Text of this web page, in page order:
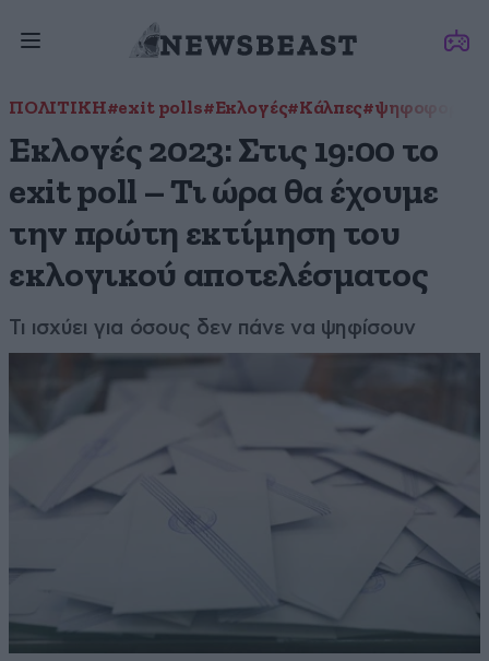
ΠΟΛΙΤΙΚΗ#exit polls#Εκλογές#Κάλπες#ψηφοφορία
Εκλογές 2023: Στις 19:00 το
exit poll – Τι ώρα θα έχουμε
την πρώτη εκτίμηση του
εκλογικού αποτελέσματος
Τι ισχύει για όσους δεν πάνε να ψηφίσουν